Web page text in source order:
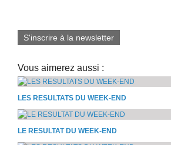
S'inscrire à la newsletter
Vous aimerez aussi :
LES RESULTATS DU WEEK-END
LE RESULTAT DU WEEK-END